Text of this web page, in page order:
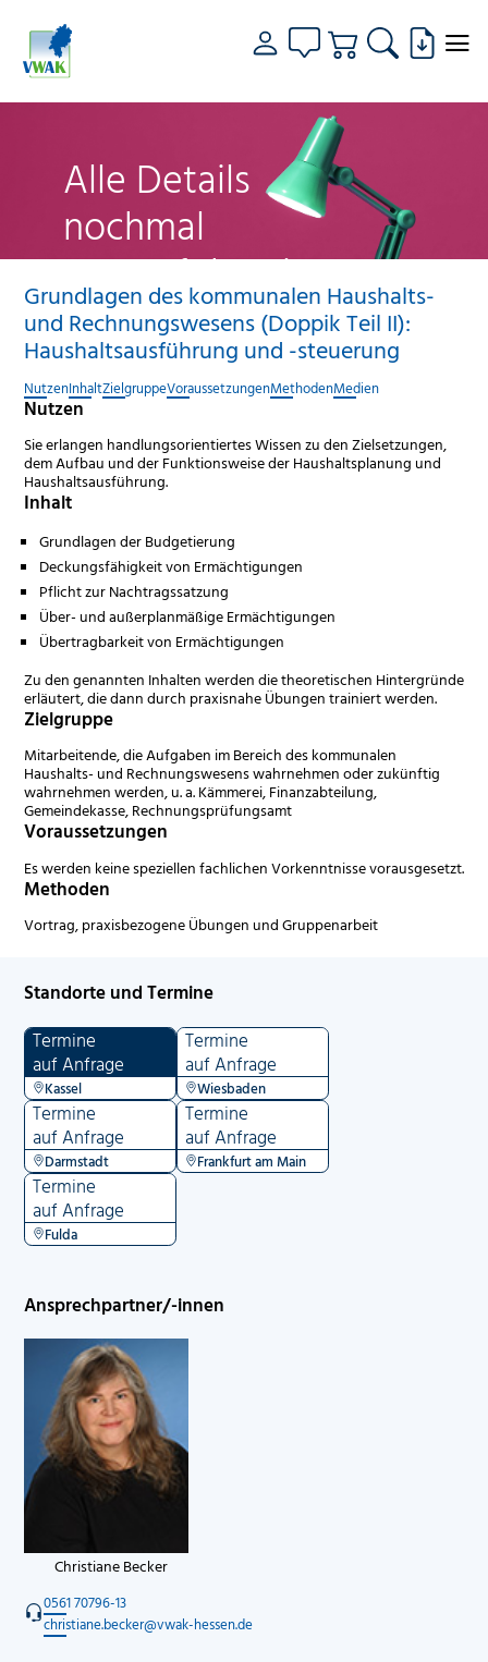
Alle Details
nochmal
genau fokussiert
Grundlagen des kommunalen Haushalts-
und Rechnungswesens (Doppik Teil II):
Haushaltsausführung und -steuerung
NutzenInhaltZielgruppeVoraussetzungenMethodenMedien
Nutzen
Sie erlangen handlungsorientiertes Wissen zu den Zielsetzungen,
dem Aufbau und der Funktionsweise der Haushaltsplanung und
Haushaltsausführung.
Inhalt
Grundlagen der Budgetierung
Deckungsfähigkeit von Ermächtigungen
Pflicht zur Nachtragssatzung
Über- und außerplanmäßige Ermächtigungen
Übertragbarkeit von Ermächtigungen
Zu den genannten Inhalten werden die theoretischen Hintergründe
erläutert, die dann durch praxisnahe Übungen trainiert werden.
Zielgruppe
Mitarbeitende, die Aufgaben im Bereich des kommunalen
Haushalts- und Rechnungswesens wahrnehmen oder zukünftig
wahrnehmen werden, u. a. Kämmerei, Finanzabteilung,
Gemeindekasse, Rechnungsprüfungsamt
Voraussetzungen
Es werden keine speziellen fachlichen Vorkenntnisse vorausgesetzt.
Methoden
Vortrag, praxisbezogene Übungen und Gruppenarbeit
Standorte und Termine
Termine
auf Anfrage
Kassel
Termine
auf Anfrage
Wiesbaden
Termine
auf Anfrage
Darmstadt
Termine
auf Anfrage
Frankfurt am Main
Termine
auf Anfrage
Fulda
Ansprechpartner/-innen
Christiane Becker
0561 70796-13
christiane.becker@vwak-hessen.de